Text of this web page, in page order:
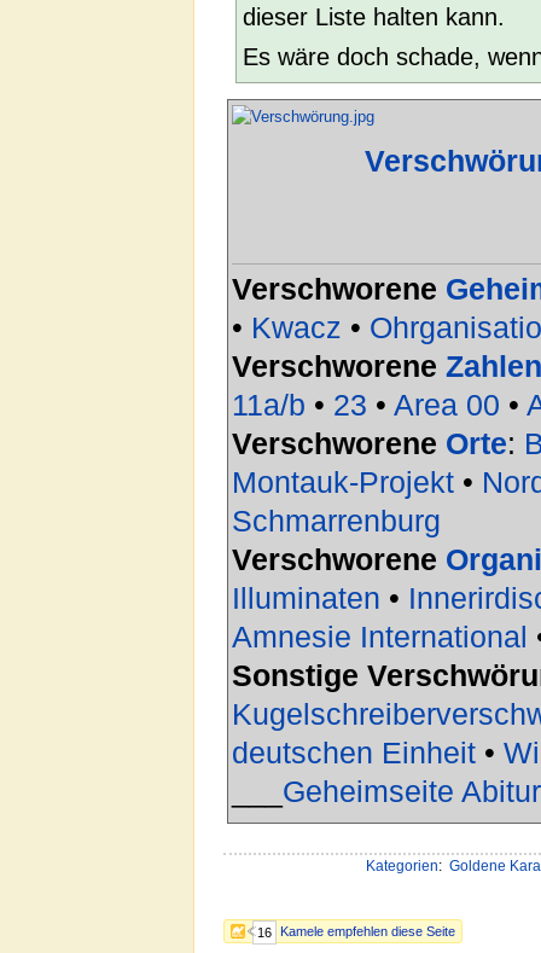
16 Kamele empfehlen diese Seite
dieser Liste halten kann.
Es wäre doch schade,
Verschworene
• Kwacz •
Verschworene Zahlen
11a/b • 23 • Area 00 •
Verschworene Orte:
Montauk-Projekt •
Schmarrenburg
Verschworene
Illuminaten •
Amnesie International
Sonstige
deutschen Einheit •
Geheimseite
Kategorien: Goldene